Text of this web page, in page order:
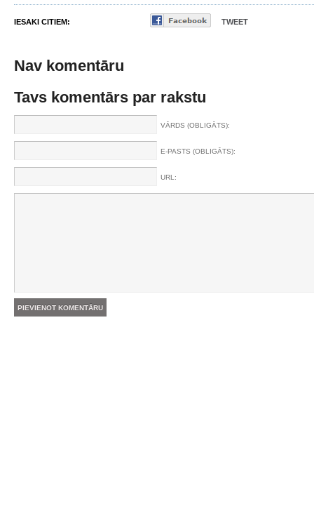
IESAKI CITIEM: TWEET
Nav komentāru
Tavs komentārs par rakstu
VĀRDS (OBLIGĀTS):
E-PASTS (OBLIGĀTS):
URL: